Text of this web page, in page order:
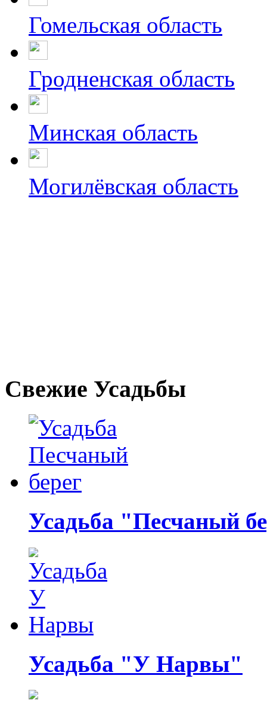
Гомельская область
Гродненская область
Минская область
Могилёвская область
Свежие Усадьбы
Усадьба "Песчаный
Усадьба "У Нарвы"